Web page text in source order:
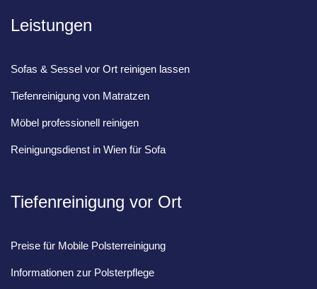
Leistungen
Sofas & Sessel vor Ort reinigen lassen
Tiefenreinigung von Matratzen
Möbel professionell reinigen
Reinigungsdienst in Wien für Sofa
Tiefenreinigung vor Ort
Preise für Mobile Polsterreinigung
Informationen zur Polsterpflege